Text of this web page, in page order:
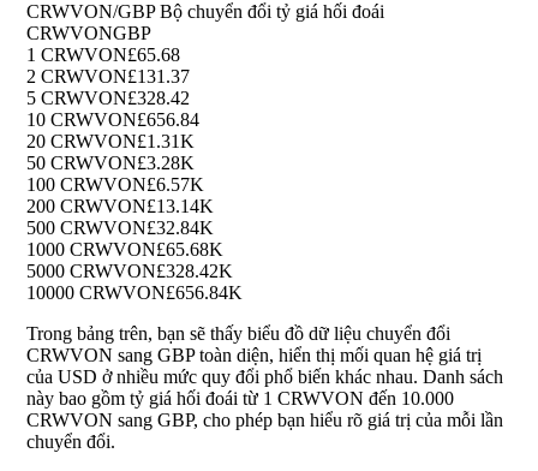
CRWVON/GBP Bộ chuyển đổi tỷ giá hối đoái
CRWVONGBP
1 CRWVON£65.68
2 CRWVON£131.37
5 CRWVON£328.42
10 CRWVON£656.84
20 CRWVON£1.31K
50 CRWVON£3.28K
100 CRWVON£6.57K
200 CRWVON£13.14K
500 CRWVON£32.84K
1000 CRWVON£65.68K
5000 CRWVON£328.42K
10000 CRWVON£656.84K
Trong bảng trên, bạn sẽ thấy biểu đồ dữ liệu chuyển đổi
CRWVON sang GBP toàn diện, hiển thị mối quan hệ giá trị
của USD ở nhiều mức quy đổi phổ biến khác nhau. Danh sách
này bao gồm tỷ giá hối đoái từ 1 CRWVON đến 10.000
CRWVON sang GBP, cho phép bạn hiểu rõ giá trị của mỗi lần
chuyển đổi.